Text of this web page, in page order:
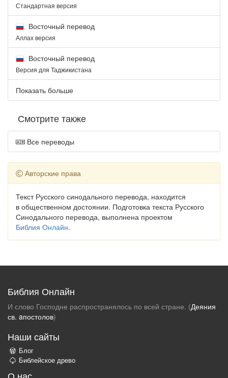
Стандартная версия
Восточный перевод
Аллах версия
Восточный перевод
Версия для Таджикистана
Показать больше
Смотрите также
Все переводы
Авторские права
Текст Русского синодального перевода, находится
в общественном достоянии. Подготовка текста Русского
Синодального перевода, выполнена проектом
Библия Онлайн.
Библия Онлайн
И слово Господне распространялось по всей стране. (Деяния
св. aпостолов)
Наши сайты
Блог
Библейское древо